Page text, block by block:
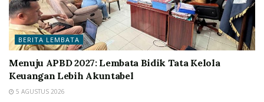
BERITA LEMBATA
Menuju APBD 2027: Lembata Bidik Tata Kelola
Keuangan Lebih Akuntabel
5 AGUSTUS 2026